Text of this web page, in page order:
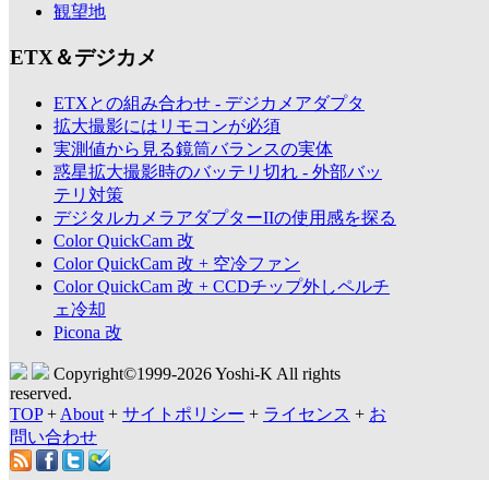
観望地
ETX＆デジカメ
ETXとの組み合わせ - デジカメアダプタ
拡大撮影にはリモコンが必須
実測値から見る鏡筒バランスの実体
惑星拡大撮影時のバッテリ切れ - 外部バッ
テリ対策
デジタルカメラアダプターIIの使用感を探る
Color QuickCam 改
Color QuickCam 改 + 空冷ファン
Color QuickCam 改 + CCDチップ外しペルチ
ェ冷却
Picona 改
Copyright©1999-2026 Yoshi-K All rights
reserved.
TOP+ About + サイトポリシー + ライセンス + お
問い合わせ